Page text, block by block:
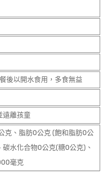
後以開水食用，多食無益
遠離孩童
克、脂肪0公克 (飽和脂肪0公
水化合物0公克(糖0公克)、
毫克